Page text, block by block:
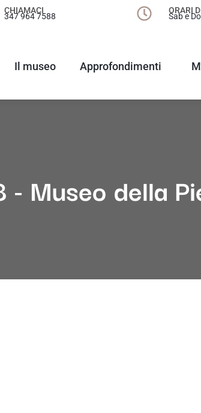
CHIAMACI
347 964 7588
ORARI
Sab e
Il museo Approfondimenti
Museo della